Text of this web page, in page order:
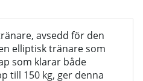
avsedd för den
elliptisk tränare som
som klarar både
till 150 kg, ger denna